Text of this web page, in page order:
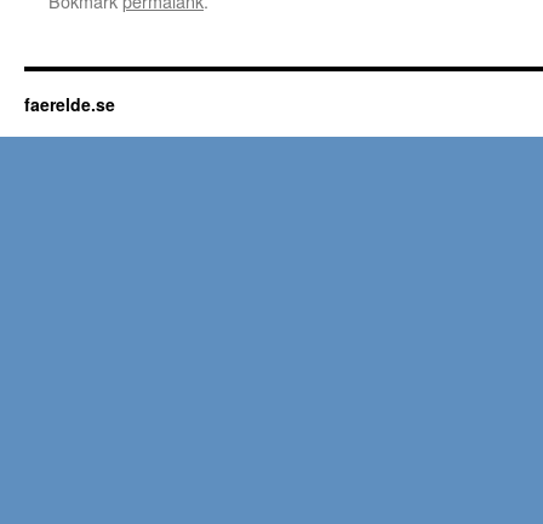
faerelde.se